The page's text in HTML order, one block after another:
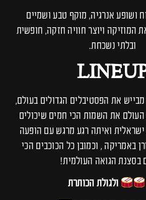
ושופע אנרגיה, מוקף טבע ושמיים
המוזיקה ויוצר חוויה חזקה, חופשית
ובלתי נשכחת.
את הפסטיבלים הגדולים בעולם,
העולם את השמות הכי חמים שיכולים
ישראלית ואיתה רגע מרגש עם הופעה
באמריקה , וכמובן כל הכוכבים הכי
בסצנת הגואה העולמית!
ולגולת הכותרת